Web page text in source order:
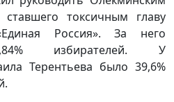
токсичным главу
Россия». За него
избирателей. У
Терентьева было 39,6%